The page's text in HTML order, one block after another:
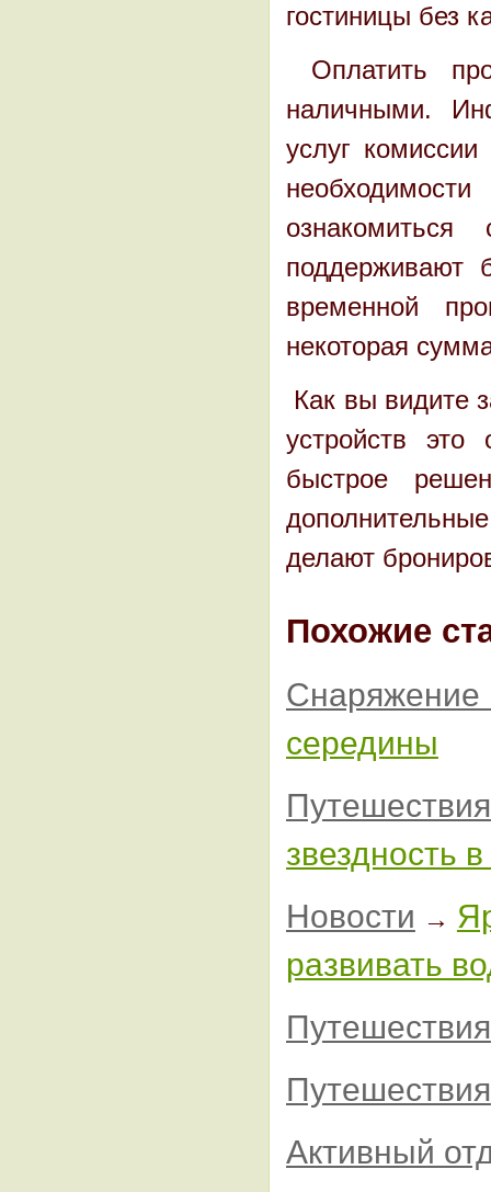
гостиницы без
Оплатить
наличными.
услуг
поддерживают
временной
некоторая
Как вы видите
устройств это
быстрое
делают
Похожие
Снаряжение
середины
Путешествия
звездность
Новости →
развивать
Путешествия
Путешествия
Активный